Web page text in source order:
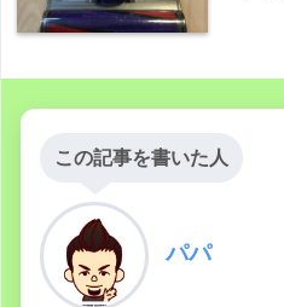
この記事を書いた人
パパ